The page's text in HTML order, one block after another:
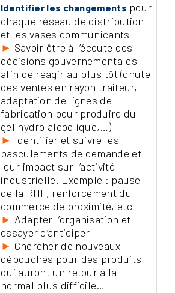
Identifier les changements pour
chaque réseau de distribution
et les vases communicants
► Savoir être à l’écoute des
décisions gouvernementales
afin de réagir au plus tôt (chute
des ventes en rayon traiteur,
adaptation de lignes de
fabrication pour produire du
gel hydro alcoolique,…)
► Identifier et suivre les
basculements de demande et
leur impact sur l’activité
industrielle. Exemple : pause
de la RHF, renforcement du
commerce de proximité, etc
► Adapter l’organisation et
essayer d’anticiper
► Chercher de nouveaux
débouchés pour des produits
qui auront un retour à la
normal plus difficile…